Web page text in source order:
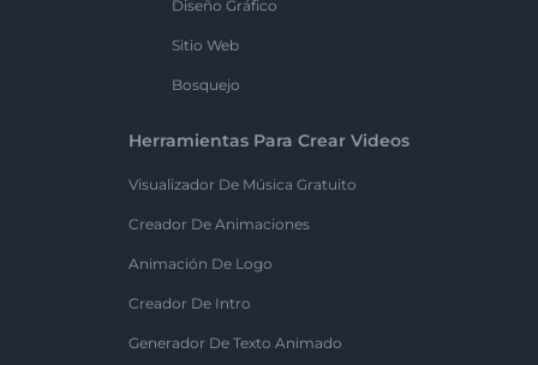
Diseño Gráfico
Sitio Web
Bosquejo
Herramientas Para Crear Videos
Visualizador De Música Gratuito
Creador De Animaciones
Animación De Logo
Creador De Intro
Generador De Texto Animado